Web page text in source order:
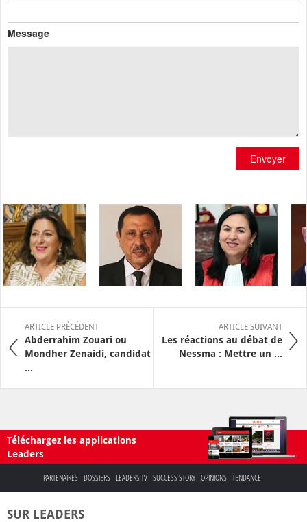
Message
Envoyer
ARTICLE PRÉCÉDENT
Abderrahim Zouari ou
Mondher Zenaidi, candidat
...
ARTICLE SUIVANT
Les réactions au débat de
Nessma : Mettre un ...
Téléchargez les applications
Leaders
PARTENAIRES DOSSIERS LEADERS TV SUCCESS STORY OPINIONS TENDANCE
SUR LEADERS